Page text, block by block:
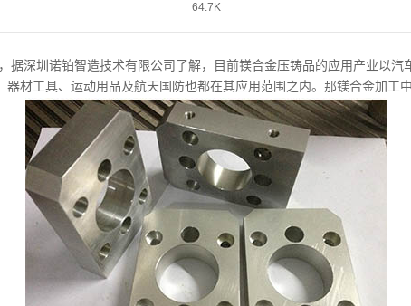
64.7K
据深圳诺铂智造技术有限公司了解，目前镁合金压铸品的应用产业以汽
器材工具、运动用品及航天国防也都在其应用范围之内。那镁合金加工